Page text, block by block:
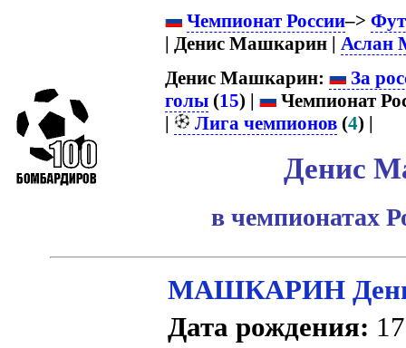
Чемпионат России–>
| Денис Машкарин | Аслан
Денис Машкарин:
За
голы (15) |
Чемпионат
|
Лига чемпионов (4) |
Денис
в чемпионатах
МАШКАРИН
Дата рождения: